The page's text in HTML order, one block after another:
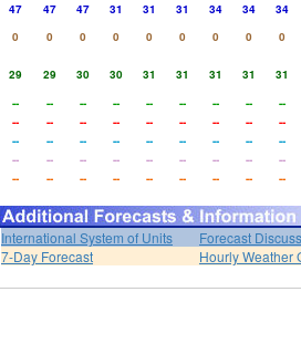
47 47 47 31 31 31 34 34
34
0 0 0 0 0 0 0 0
0
29 29 30 30 31 31 31 31
31
-- -- -- -- -- -- -- --
--
-- -- -- -- -- -- -- --
--
-- -- -- -- -- -- -- --
--
-- -- -- -- -- -- -- --
--
-- -- -- -- -- -- -- -- --
International System of Units
Forecast
7-Day Forecast
Hourly Weather